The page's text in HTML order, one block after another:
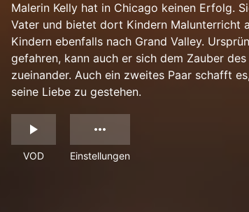
Malerin Kelly hat in Chicago keinen Erfolg.
Vater und bietet dort Kindern Malunterricht
Kindern ebenfalls nach Grand Valley.
gefahren, kann auch er sich dem Zauber
zueinander. Auch ein zweites Paar schafft
seine Liebe zu gestehen.
VOD Einstellungen